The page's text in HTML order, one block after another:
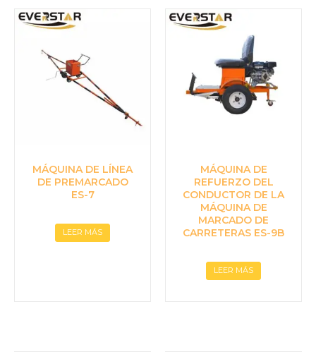
MÁQUINA DE LÍNEA
DE PREMARCADO
ES-7
LEER MÁS
MÁQUINA DE
REFUERZO DEL
CONDUCTOR DE LA
MÁQUINA DE
MARCADO DE
CARRETERAS ES-9B
LEER MÁS